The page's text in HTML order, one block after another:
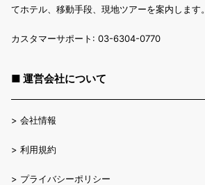
てホテル、移動手段、現地ツアーを案内します。
カスタマーサポート: 03-6304-0770
■ 運営会社について
> 会社情報
> 利用規約
> プライバシーポリシー